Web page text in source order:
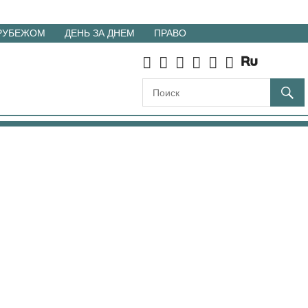
ДЕНЬ ЗА ДНЕМ ПРАВО